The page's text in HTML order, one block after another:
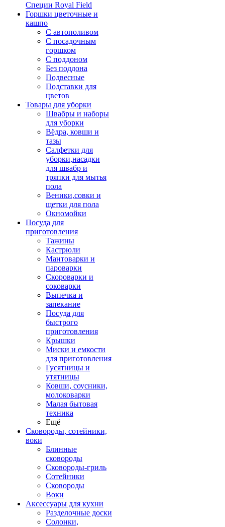
Специи Royal Field
Горшки цветочные и
кашпо
С автополивом
С посадочным
горшком
С поддоном
Без поддона
Подвесные
Подставки для
цветов
Товары для уборки
Швабры и наборы
для уборки
Вёдра, ковши и
тазы
Салфетки для
уборки,насадки
для швабр и
тряпки для мытья
пола
Веники,совки и
щетки для пола
Окномойки
Посуда для
приготовления
Тажины
Кастрюли
Мантоварки и
пароварки
Скороварки и
соковарки
Выпечка и
запекание
Посуда для
быстрого
приготовления
Крышки
Миски и емкости
для приготовления
Гусятницы и
утятницы
Ковши, соусники,
молоковарки
Малая бытовая
техника
Ещё
Сковороды, сотейники,
воки
Блинные
сковороды
Сковороды-гриль
Сотейники
Сковороды
Воки
Аксессуары для кухни
Разделочные доски
Солонки,